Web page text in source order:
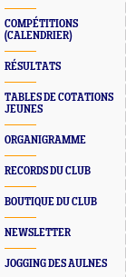
COMPÉTITIONS
(CALENDRIER)
RÉSULTATS
TABLES DE COTATIONS
JEUNES
ORGANIGRAMME
RECORDS DU CLUB
BOUTIQUE DU CLUB
NEWSLETTER
JOGGING DES AULNES